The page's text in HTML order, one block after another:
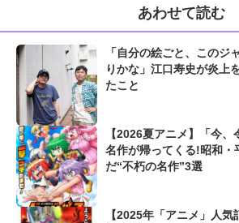
あわせて読む
「自分の絵ごと、このジ
りかな」江口寿史が炎上
たこと
【2026夏アニメ】「今
名作が帰ってくる!昭和・
だ“不朽の名作”3選
【2025年「アニメ」人